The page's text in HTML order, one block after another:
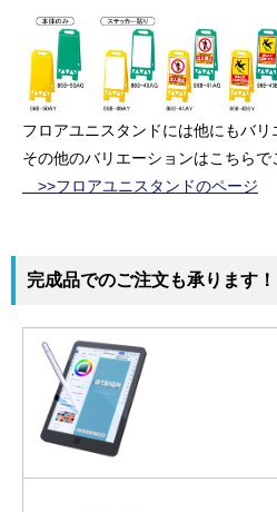
フロアユニスタンドには他にもバリ
その他のバリエーションはこちらで
>>フロアユニスタンドのページ
完成品でのご注文も承ります！